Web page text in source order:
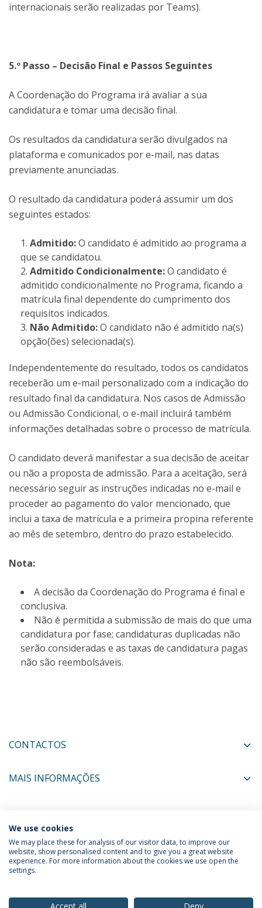
internacionais serão realizadas por Teams).
5.º Passo – Decisão Final e Passos Seguintes
A Coordenação do Programa irá avaliar a sua
candidatura e tomar uma decisão final.
Os resultados da candidatura serão divulgados na
plataforma e comunicados por e-mail, nas datas
previamente anunciadas.
O resultado da candidatura poderá assumir um dos
seguintes estados:
Admitido:O candidato é admitido ao programa a
que se candidatou.
Admitido Condicionalmente:O candidato é
admitido condicionalmente no Programa, ficando a
matrícula final dependente do cumprimento dos
requisitos indicados.
Não Admitido:O candidato não é admitido na(s)
opção(ões) selecionada(s).
Independentemente do resultado, todos os candidatos
receberão um e-mail personalizado com a indicação do
resultado final da candidatura. Nos casos de Admissão
ou Admissão Condicional, o e-mail incluirá também
informações detalhadas sobre o processo de matrícula.
O candidato deverá manifestar a sua decisão de aceitar
ou não a proposta de admissão. Para a aceitação, será
necessário seguir as instruções indicadas no e-mail e
proceder ao pagamento do valor mencionado, que
inclui a taxa de matrícula e a primeira propina referente
ao mês de setembro, dentro do prazo estabelecido.
Nota:
A decisão da Coordenação do Programa é final e
conclusiva.
Não é permitida a submissão de mais do que uma
candidatura por fase; candidaturas duplicadas não
serão consideradas e as taxas de candidatura pagas
não são reembolsáveis.
CONTACTOS
MAIS INFORMAÇÕES
COORDENADORES
Política de Privacidade
Termos & Condições
We use cookies
We may place these for analysis of our visitor data, to improve our
website, show personalised content and to give you a great website
experience. For more information about the cookies we use open the
settings.